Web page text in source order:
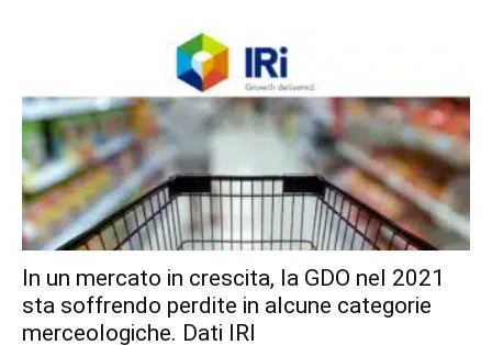
In un mercato in crescita, la GDO nel 2021
sta soffrendo perdite in alcune categorie
merceologiche. Dati IRI